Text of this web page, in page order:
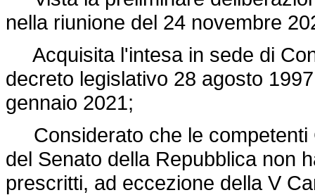
nella riunione del 24 novembre
Acquisita l'intesa in sede di
decreto legislativo 28 agosto
gennaio 2021;
Considerato che le competenti
del Senato della Repubblica non
prescritti, ad eccezione della V